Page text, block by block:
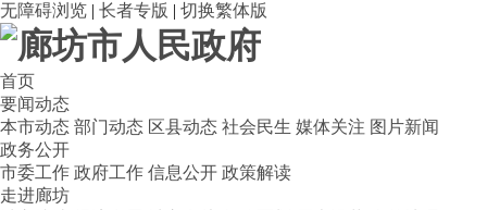
无障碍浏览 | 长者专版 | 切换繁体版
首页
要闻动态
本市动态 部门动态 区县动态 社会民生 媒体关注 图片新闻
政务公开
市委工作 政府工作 信息公开 政策解读
走进廊坊